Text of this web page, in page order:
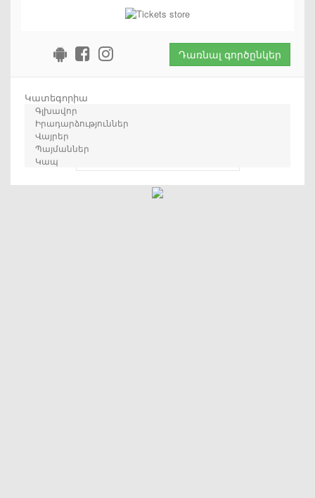
Դառնալ գործընկեր
Կատեգորիա
Գլխավոր
Իրադարձություններ
Վայրեր
Պայմաններ
Կապ
որոնում